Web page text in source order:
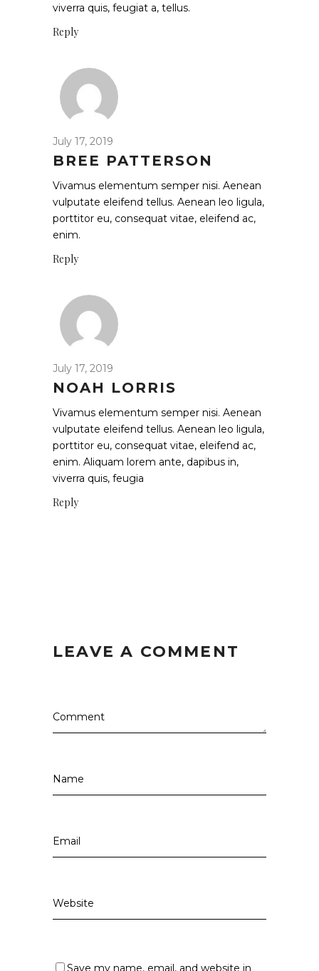
viverra quis, feugiat a, tellus.
Reply
July 17, 2019
BREE PATTERSON
Vivamus elementum semper nisi. Aenean
vulputate eleifend tellus. Aenean leo ligula,
porttitor eu, consequat vitae, eleifend ac,
enim.
Reply
July 17, 2019
NOAH LORRIS
Vivamus elementum semper nisi. Aenean
vulputate eleifend tellus. Aenean leo ligula,
porttitor eu, consequat vitae, eleifend ac,
enim. Aliquam lorem ante, dapibus in,
viverra quis, feugia
Reply
LEAVE A COMMENT
Save my name, email, and website in